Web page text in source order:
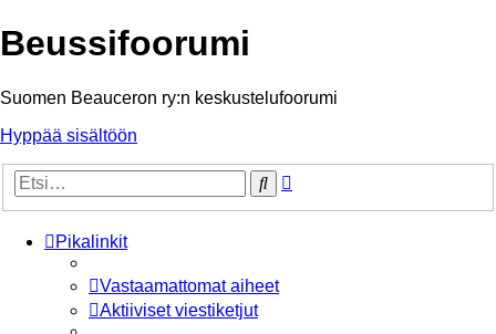
Beussifoorumi
Suomen Beauceron ry:n keskustelufoorumi
Hyppää sisältöön
Etsi
Pikalinkit
Vastaamattomat aiheet
Aktiiviset viestiketjut